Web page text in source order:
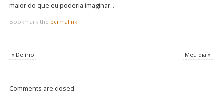
maior do que eu poderia imaginar…
Bookmark the permalink.
«Delírio Meu dia»
Comments are closed.